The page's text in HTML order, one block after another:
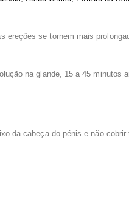
ereções se tornem mais
na glande, 15 a 45 minutos
da cabeça do pénis e não